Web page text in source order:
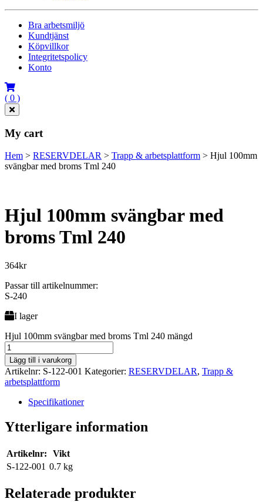
Bra arbetsmiljö
Kundtjänst
Köpvillkor
Integritetspolicy
Konto
( 0 )
My cart
Hem > RESERVDELAR > Trapp & arbetsplattform > Hjul 100mm
svängbar med broms Tml 240
Hjul 100mm svängbar med
broms Tml 240
364kr
Passar till artikelnummer:
S-240
I lager
Hjul 100mm svängbar med broms Tml 240 mängd
Lägg till i varukorg
Artikelnr: S-122-001 Kategorier: RESERVDELAR, Trapp &
arbetsplattform
Specifikationer
Ytterligare information
Artikelnr:
Vikt
S-122-001 0.7 kg
Relaterade produkter